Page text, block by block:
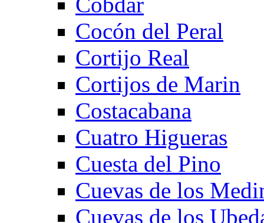
Cocón del Peral
Cortijo Real
Cortijos de Marin
Costacabana
Cuatro Higueras
Cuesta del Pino
Cuevas de los
Cuevas de los